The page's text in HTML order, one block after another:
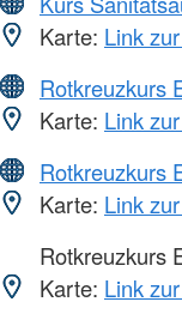
Karte: Link
Rotkreuzkurs
Karte: Link
Rotkreuzkurs
Karte: Link
Rotkreuzkurs
Karte: Link